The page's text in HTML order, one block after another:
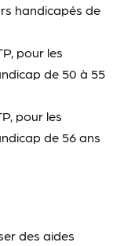
handicapés de
pour les
de 50 à 55
pour les
de 56 ans
des aides